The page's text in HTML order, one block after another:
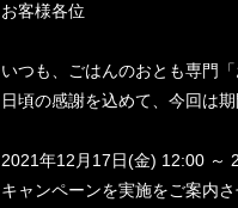
お客様各位
いつも、ごはんのおとも専門
日頃の感謝を込めて、今回は
2021年12月17日(金) 12:00 ～
キャンペーンを実施をご案内